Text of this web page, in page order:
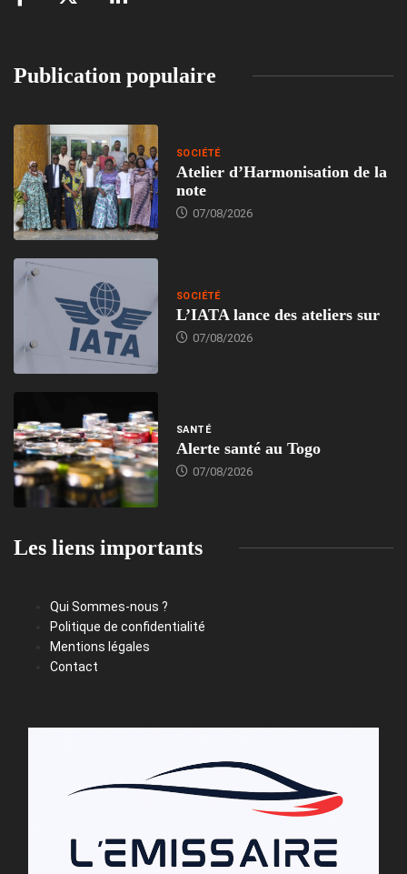
Publication populaire
SOCIÉTÉ
Atelier d’Harmonisation de la
note
07/08/2026
SOCIÉTÉ
L’IATA lance des ateliers sur
07/08/2026
SANTÉ
Alerte santé au Togo
07/08/2026
Les liens importants
Qui Sommes-nous ?
Politique de confidentialité
Mentions légales
Contact